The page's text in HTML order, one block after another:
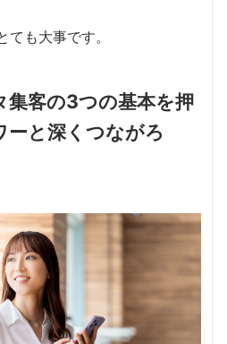
ても大事です。
集客の3つの基本を押
ーと深くつながろ